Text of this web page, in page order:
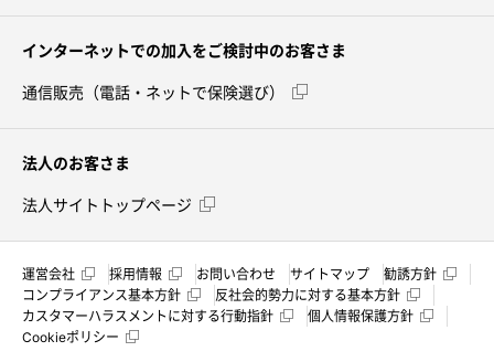
インターネットでの加入をご検討中のお客さま
通信販売（電話・ネットで保険選び）
法人のお客さま
法人サイトトップページ
運営会社 採用情報 お問い合わせ サイトマップ
勧誘方針
コンプライアンス基本方針
反社会的勢力に対する基本方針
カスタマーハラスメントに対する行動指針
個人情報保護方針
Cookieポリシー